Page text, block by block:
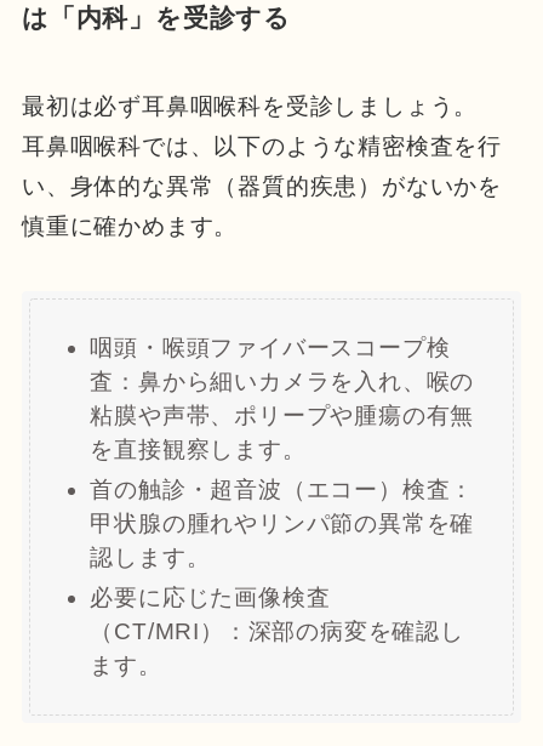
は「内科」を受診する
最初は必ず耳鼻咽喉科を受診しましょう。
耳鼻咽喉科では、以下のような精密検査を行
い、身体的な異常（器質的疾患）がないかを
慎重に確かめます。
咽頭・喉頭ファイバースコープ検
査：鼻から細いカメラを入れ、喉の
粘膜や声帯、ポリープや腫瘍の有無
を直接観察します。
首の触診・超音波（エコー）検査：
甲状腺の腫れやリンパ節の異常を確
認します。
必要に応じた画像検査
（CT/MRI）：深部の病変を確認し
ます。